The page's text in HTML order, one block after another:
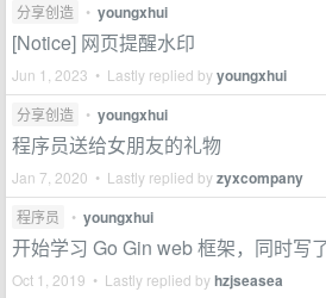
分享创造 • youngxhui
[Notice] 网页提醒水印
Jun 1, 2023 • Lastly replied byyoungxhui
分享创造 • youngxhui
程序员送给女朋友的礼物
Jan 7, 2020 • Lastly replied byzyxcompany
程序员 • youngxhui
开始学习 Go Gin web 框架，同时写
Oct 1, 2019 • Lastly replied byhzjseasea